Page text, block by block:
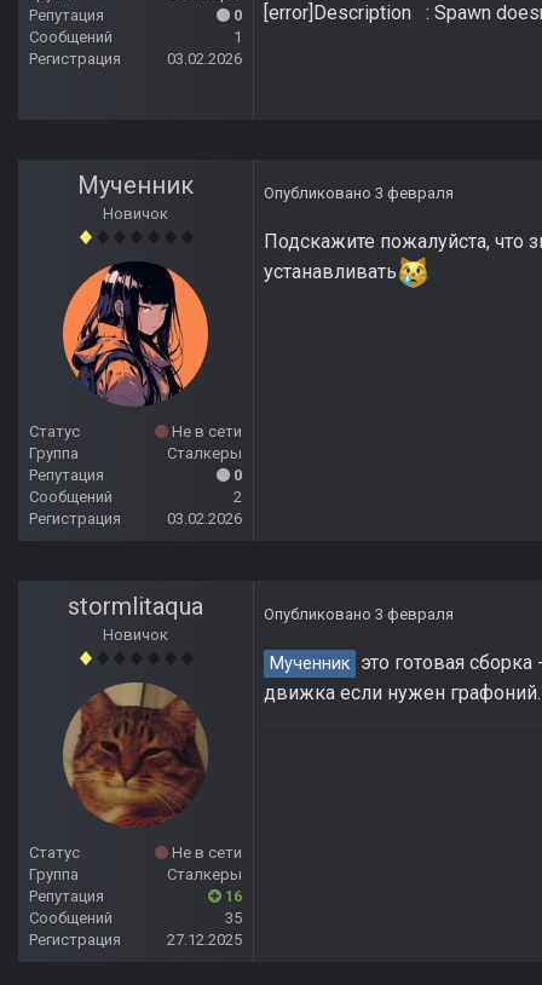
Репутация
0
Сообщений
1
Регистрация
03.02.2026
[error]Description : Spawn
Мученник
Новичок
Статус
Не в сети
Группа
Сталкеры
Репутация
0
Сообщений
2
Регистрация
03.02.2026
Опубликовано 3 февраля
Подскажите пожалуйста, что
устанавливать
stormlitaqua
Новичок
Статус
Не в сети
Группа
Сталкеры
Репутация
16
Сообщений
35
Регистрация
27.12.2025
Опубликовано 3 февраля
Мученник это готовая
движка если нужен графоний.